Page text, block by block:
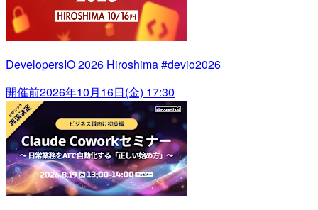
DevelopersIO 2026 Hiroshima #devio2026
開催前2026年10月16日(金) 17:30